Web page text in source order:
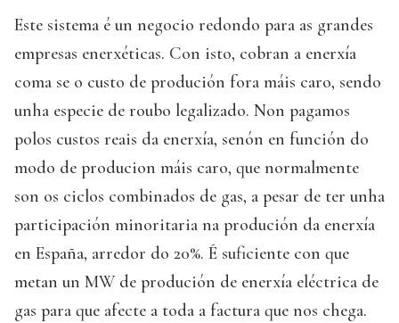
Este sistema é un negocio redondo para as grandes
empresas enerxéticas. Con isto, cobran a enerxía
coma se o custo de produción fora máis caro, sendo
unha especie de roubo legalizado. Non pagamos
polos custos reais da enerxía, senón en función do
modo de producion máis caro, que normalmente
son os ciclos combinados de gas, a pesar de ter unha
participación minoritaria na produción da enerxía
en España, arredor do 20%. É suficiente con que
metan un MW de produción de enerxía eléctrica de
gas para que afecte a toda a factura que nos chega.